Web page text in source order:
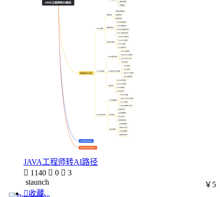
JAVA工程师转AI路径
 1140  0  3
staunch
￥5
收藏